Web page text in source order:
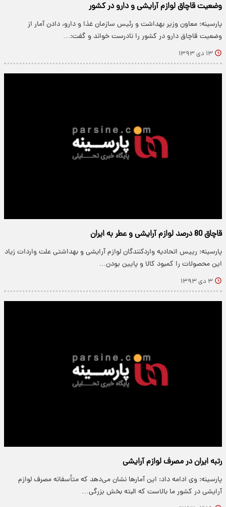
وضعیت قاچاق لوازم آرایشی و دارو در کشور
پارسینه: معاون وزیر بهداشت و رئیس سازمان غذا و دارو، دادن آمار از
وضعیت قاچاق دارو در کشور را نادرست خواند و گفت:…
۱۳ دی ۱۳۹۳
قاچاق 80 درصد لوازم آرایشی و عطر به ایران
پارسینه: رییس اتحادیه واردکنندگان لوازم آرایشی و بهداشتی علت واردات زیاد
این محصولات را کمبود کالا و پایین بودن…
۳ دی ۱۳۹۳
رتبه ایران در مصرف لوازم آرایشی
پارسینه: وی ادامه داد: این آمارها نشان می‌دهد که متأسفانه مصرف لوازم
آرایشی در کشور ما بالاست که البته بخش بزرگی…